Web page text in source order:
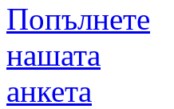
Попълнете
нашата
анкета